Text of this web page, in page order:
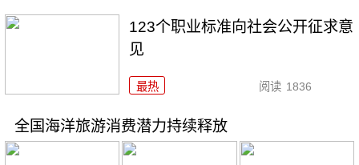
123个职业标准向社会公开征求意
见
最热 阅读 1836
全国海洋旅游消费潜力持续释放